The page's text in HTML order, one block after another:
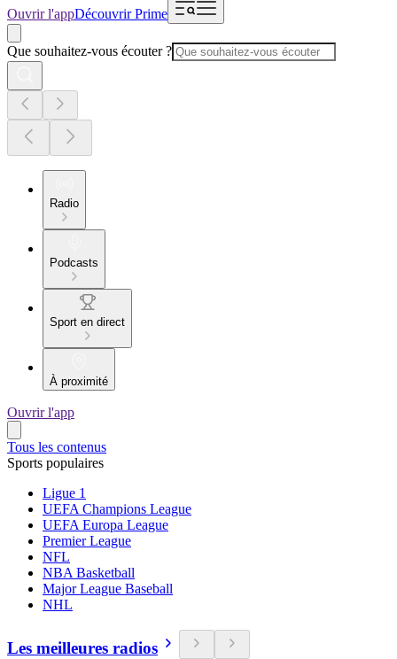
Ouvrir l'appDécouvrir Prime
Que souhaitez-vous écouter ?
Radio
Podcasts
Sport en direct
À proximité
Ouvrir l'app
Tous les contenus
Sports populaires
Ligue 1
UEFA Champions League
UEFA Europa League
Premier League
NFL
NBA Basketball
Major League Baseball
NHL
Les meilleures radios